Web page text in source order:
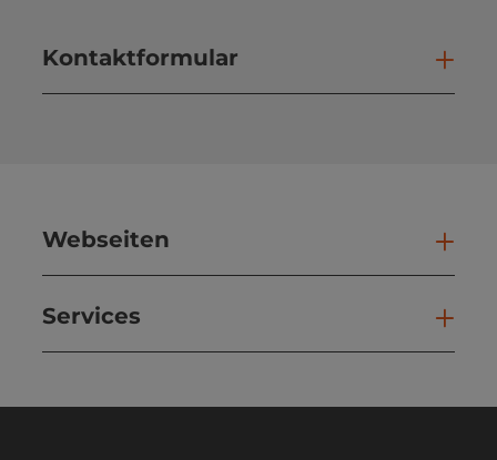
Kontaktformular
Webseiten
Services